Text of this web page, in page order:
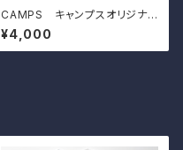
CAMPS キャンプスオリジナル
Tシャツ【 store 】
¥4,000